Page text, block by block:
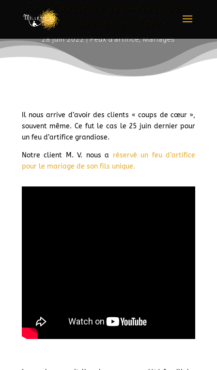
Feu d’artifice grandiose pour
un mariage en Isère
28 juin 2022|Feux d'artifice,Mariages
Il nous arrive d’avoir des clients « coups de cœur »,
souvent même. Ce fut le cas le 25 juin dernier pour
un feu d’artifice grandiose.
Notre client M. V. nous a réservé un feu d’artifice
pour le mariage de son fils unique.